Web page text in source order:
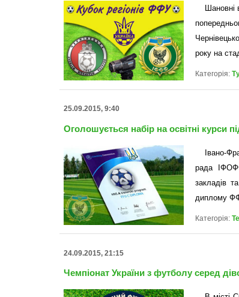
Шановні
року на
Категорія:
25.09.2015, 9:40
Оголошується набір на освітні
Івано-
рада
закладів
диплому
Категорія:
24.09.2015, 21:15
Чемпіонат України з футболу серед